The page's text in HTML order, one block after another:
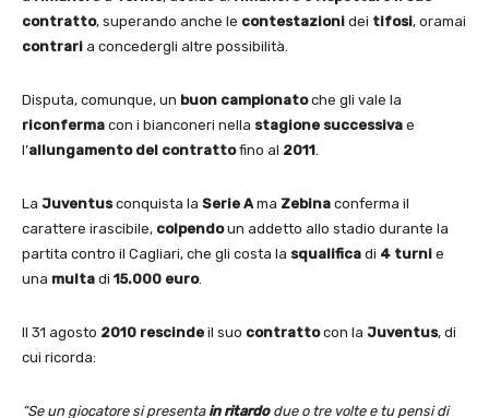
contratto, superando anche le contestazioni dei tifosi, oramai
contrari a concedergli altre possibilità.
Disputa, comunque, un buon campionatoche gli vale la
riconferma con i bianconeri nella stagione successiva e
l’allungamento del contrattofino al 2011
La Juventusconquista la Serie A ma Zebina conferma il
carattere irascibile, colpendoun addetto allo stadio durante la
partita contro il Cagliari, che gli costa la squalifica di 4 turni e
una multa di 15.000 euro.
Il 31 agosto 2010 rescinde il suo contrattocon la Juventus, di
cui ricorda:
“Se un giocatore si presenta in ritardodue o tre volte e tu pensi di